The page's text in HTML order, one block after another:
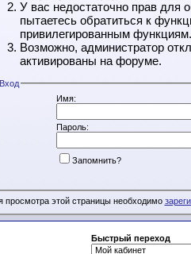
У вас недостаточно прав для
пытаетесь обратиться к
привилегированным функциям.
Возможно, администратор
активированы на форуме.
Вход
Имя:
Пароль:
Запомнить?
просмотра этой страницы необходимо
Быстрый переход